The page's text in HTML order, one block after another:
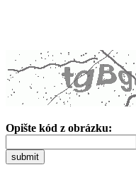
Opište kód z obrázku:
submit